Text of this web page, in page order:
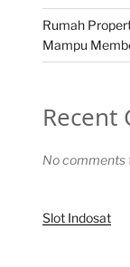
Rumah
Mampu
Recent
No comments
Slot Indosat